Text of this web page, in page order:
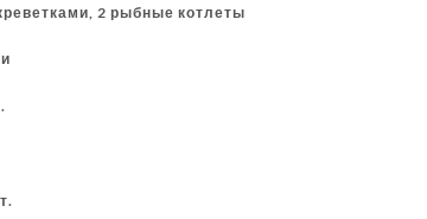
2 рыбные котлеты